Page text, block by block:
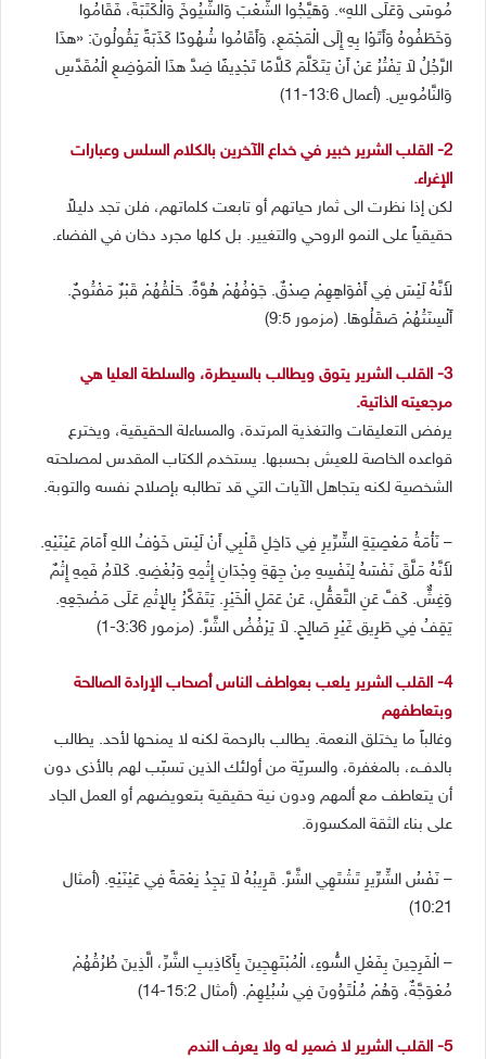
مُوسَى وَعَلَى اللهِ». وَهَيَّجُوا الشَّعْبَ وَالشُّيُوخَ وَالْكَتَبَةَ، فَقَامُوا
وَخَطَفُوهُ وَأَتَوْا بِهِ إِلَى الْمَجْمَعِ، وَأَقَامُوا شُهُودًا كَذَبَةً يَقُولُونَ: «هذَا
الرَّجُلُ لاَ يَفْتُرُ عَنْ أَنْ يَتَكَلَّمَ كَلاَّمًا تَجْدِيفًا ضِدَّ هذَا الْمَوْضِعِ الْمُقَدَّسِ
وَالنَّامُوسِ. (أعمال 13:6-11)
2- القلب الشرير خبير في خداع الآخرين بالكلام السلس وعبارات
الإغراء.
لكن إذا نظرت الى ثمار حياتهم أو تابعت كلماتهم، فلن تجد دليلاً
حقيقياً على النمو الروحي والتغيير. بل كلها مجرد دخان في الفضاء.
لأَنَّهُ لَيْسَ فِي أَفْوَاهِهِمْ صِدْقٌ. جَوْفُهُمْ هُوَّةٌ. حَلْقُهُمْ قَبْرٌ مَفْتُوحٌ.
أَلْسِنَتُهُمْ صَقَلُوهَا. (مزمور 9:5)
3- القلب الشرير يتوق ويطالب بالسيطرة، والسلطة العليا هي
مرجعيته الذاتية.
يرفض التعليقات والتغذية المرتدة، والمساءلة الحقيقية، ويخترع
قواعده الخاصة للعيش بحسبها. يستخدم الكتاب المقدس لمصلحته
الشخصية لكنه يتجاهل الآيات التي قد تطالبه بإصلاح نفسه والتوبة.
– نَأْمَةُ مَعْصِيَةِ الشِّرِّيرِ فِي دَاخِلِ قَلْبِي أَنْ لَيْسَ خَوْفُ اللهِ أَمَامَ عَيْنَيْهِ.
لأَنَّهُ مَلَّقَ نَفْسَهُ لِنَفْسِهِ مِنْ جِهَةِ وِجْدَانِ إِثْمِهِ وَبُغْضِهِ. كَلاَمُ فَمِهِ إِثْمٌ
وَغِشٌّ. كَفَّ عَنِ التَّعَقُّلِ، عَنْ عَمَلِ الْخَيْرِ. يَتَفَكَّرُ بِالإِثْمِ عَلَى مَضْجَعِهِ.
يَقِفُ فِي طَرِيق غَيْرِ صَالِحٍ. لاَ يَرْفُضُ الشَّرَّ. (مزمور 3:36-1)
4- القلب الشرير يلعب بعواطف الناس أصحاب الإرادة الصالحة
وبتعاطفهم
وغالباً ما يختلق النعمة. يطالب بالرحمة لكنه لا يمنحها لأحد. يطالب
بالدفء، بالمغفرة، والسريّة من أولئك الذين تسبّب لهم بالأذى دون
أن يتعاطف مع ألمهم ودون نية حقيقية بتعويضهم أو العمل الجاد
على بناء الثقة المكسورة.
– نَفْسُ الشِّرِّيرِ تَشْتَهِي الشَّرَّ. قَرِيبُهُ لاَ يَجِدُ نِعْمَةً فِي عَيْنَيْهِ. (أمثال
10:21)
– الْفَرِحِينَ بِفَعْلِ السُّوءِ، الْمُبْتَهِجِينَ بِأَكَاذِيبِ الشَّرِّ، الَّذِينَ طُرُقُهُمْ
مُعْوَجَّةٌ، وَهُمْ مُلْتَوُونَ فِي سُبُلِهِمْ. (أمثال 15:2-14)
5- القلب الشرير لا ضمير له ولا يعرف الندم